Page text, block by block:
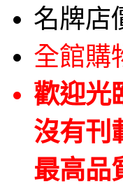
名牌店
全館購
歡迎光
沒有刊
最高品